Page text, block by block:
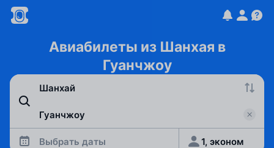
Авиабилеты из Шанхая в
Гуанчжоу
Выбрать даты 1, эконом